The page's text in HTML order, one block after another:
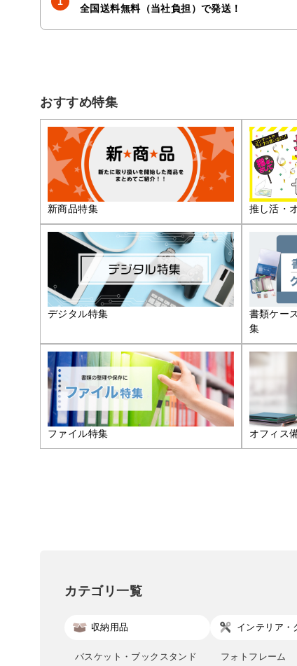
全国送料無料（当社負担）で発送！
おすすめ特集
新商品特集 推し活・
デジタル特集
書類ケー
集
ファイル特集 オフィス
カテゴリ一覧
収納用品
バスケット・ブックスタンド
インテリア・
フォトフレーム